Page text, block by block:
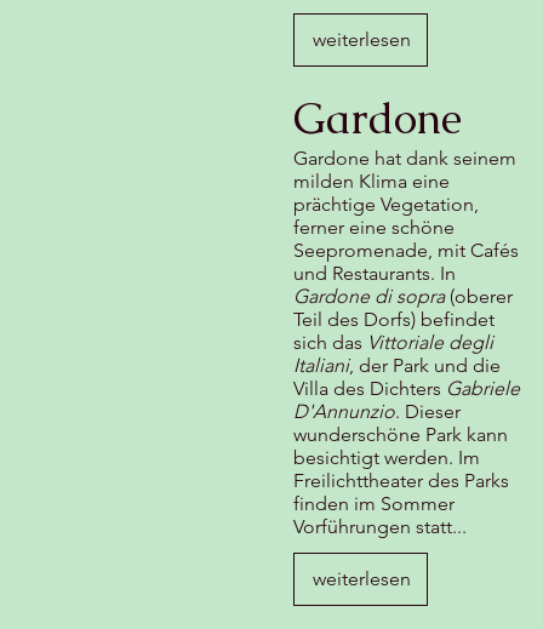
weiterlesen
Gardone
Gardone hat dank seinem
milden Klima eine
prächtige Vegetation,
ferner eine schöne
Seepromenade, mit Cafés
und Restaurants. In
Gardone di sopra(oberer
Teil des Dorfs) befindet
sich das Vittoriale degli
Italiani, der Park und die
Villa des Dichters Gabriele
D'Annunzio. Dieser
wunderschöne Park kann
besichtigt werden. Im
Freilichttheater des Parks
finden im Sommer
Vorführungen statt...
weiterlesen